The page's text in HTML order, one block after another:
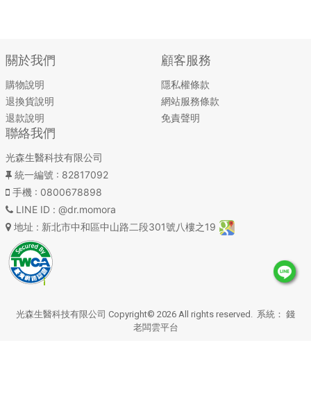
關於我們
購物說明
退換貨說明
退款說明
顧客服務
隱私權條款
網站服務條款
免責聲明
聯絡我們
光森生醫科技有限公司
統一編號 : 82817092
手機 : 0800678898
LINE ID : @dr.momora
地址 : 新北市中和區中山路二段301號八樓之19
光森生醫科技有限公司 Copyright© 2026 All rights reserved. 系統： 錢
老闆雲平台